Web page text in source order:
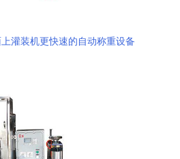
灌装机更快速的自动称重设备